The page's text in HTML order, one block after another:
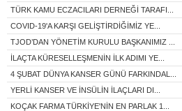
TÜRK KAMU ECZACILARI DERNEĞİ TARAFI...
COVID-19'A KARŞI GELİŞTİRDİĞİMİZ YE...
TJOD’DAN YÖNETİM KURULU BAŞKANIMIZ ...
İLAÇTA KÜRESELLEŞMENİN İLK ADIMI YE...
4 ŞUBAT DÜNYA KANSER GÜNÜ FARKINDAL...
YERLİ KANSER VE İNSÜLİN İLAÇLARI DI...
KOÇAK FARMA TÜRKİYE'NİN EN PARLAK 1...